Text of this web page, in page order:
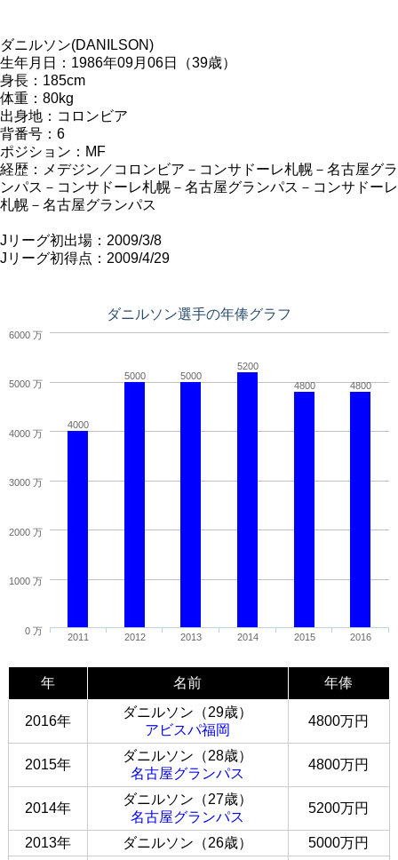
ダニルソン(DANILSON)
生年月日：1986年09月06日（39歳）
身長：185cm
体重：80kg
出身地：コロンビア
背番号：6
ポジション：MF
経歴：メデジン／コロンビア－コンサドーレ札幌－名古屋グラ
ンパス－コンサドーレ札幌－名古屋グランパス－コンサドーレ
札幌－名古屋グランパス
Jリーグ初出場：2009/3/8
Jリーグ初得点：2009/4/29
ダニルソン選手の年俸グラフ
4000
5000 5000
5200
4800
4800
2011 2012 2013 2014 2015 2016
0 万
1000 万
2000 万
3000 万
4000 万
5000 万
6000 万
年 名前 年俸
2016年
ダニルソン（29歳）
アビスパ福岡
4800万円
2015年
ダニルソン（28歳）
名古屋グランパス
4800万円
2014年
ダニルソン（27歳）
名古屋グランパス
5200万円
2013年 ダニルソン（26歳） 5000万円